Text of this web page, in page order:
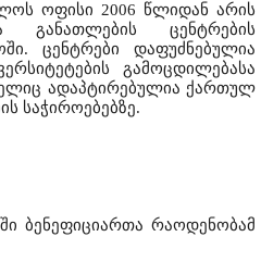
ოფისი 2006 წლიდან არის
განათლების ცენტრების
ცენტრები დაფუძნებულია
გამოცდილებასა
ადაპტირებულია ქართულ
საჭიროებებზე.
ბენეფიციართა რაოდენობამ